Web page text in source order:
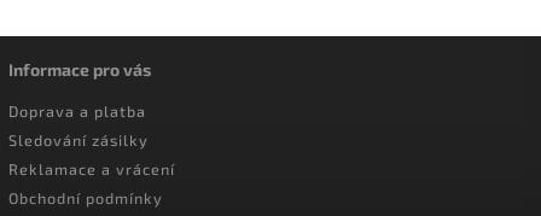
Informace pro vás
Doprava a platba
Sledování zásilky
Reklamace a vrácení
Obchodní podmínky